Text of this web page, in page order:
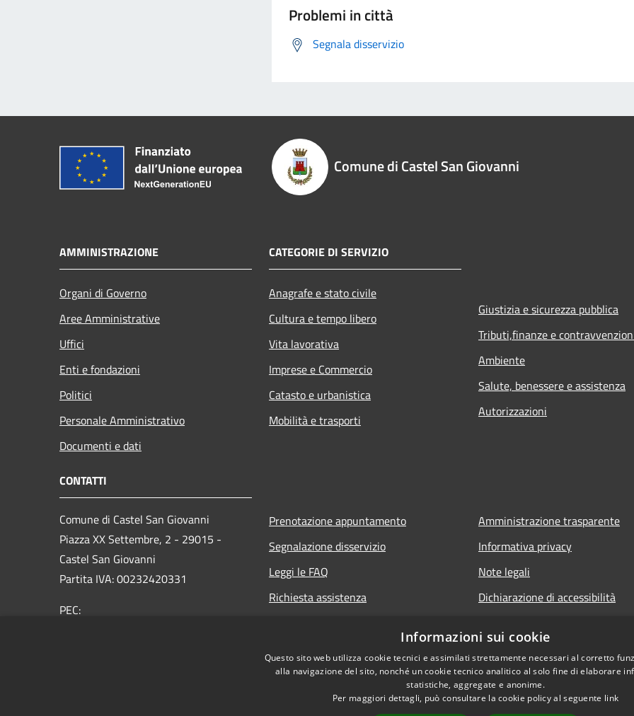
Problemi in città
Segnala disservizio
Comune di Castel San Giovanni
AMMINISTRAZIONE
Organi di Governo
Aree Amministrative
Uffici
Enti e fondazioni
Politici
Personale Amministrativo
Documenti e dati
CATEGORIE DI SERVIZIO
Anagrafe e stato civile
Cultura e tempo libero
Vita lavorativa
Imprese e Commercio
Catasto e urbanistica
Mobilità e trasporti
Giustizia e sicurezza pubblica
Tributi,finanze e
Ambiente
Salute, benessere e assistenza
Autorizzazioni
CONTATTI
Comune di Castel San Giovanni
Piazza XX Settembre, 2 - 29015 -
Castel San Giovanni
Partita IVA: 00232420331
PEC:
Prenotazione appuntamento
Segnalazione disservizio
Leggi le FAQ
Richiesta assistenza
Amministrazione trasparente
Informativa privacy
Note legali
Dichiarazione di accessibilità
Informazioni sui cookie
Questo sito web utilizza cookie tecnici e assimilati strettamente necessari al corretto
alla navigazione del sito, nonché un cookie tecnico analitico al solo fine di elaborare
statistiche, aggregate e anonime.
Per maggiori dettagli, può consultare la cookie policy al seguente link